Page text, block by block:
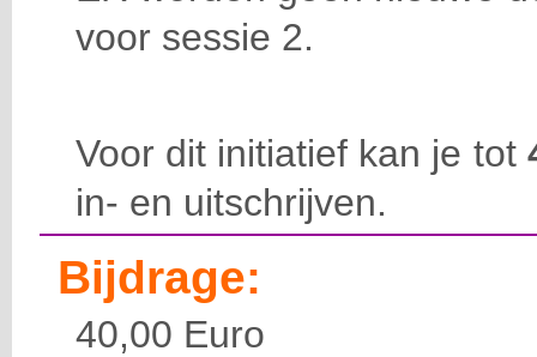
voor sessie 2.
Voor dit initiatief kan je tot
in- en uitschrijven.
Bijdrage:
40,00 Euro